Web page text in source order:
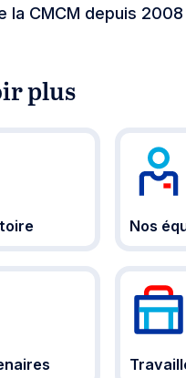
la CMCM depuis 2008
plus
Nos